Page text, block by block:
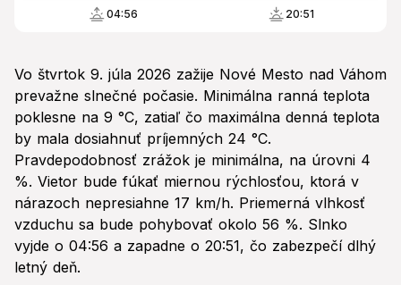
04:56 20:51
Vo štvrtok 9. júla 2026 zažije Nové Mesto nad Váhom
prevažne slnečné počasie. Minimálna ranná teplota
poklesne na 9 °C, zatiaľ čo maximálna denná teplota
by mala dosiahnuť príjemných 24 °C.
Pravdepodobnosť zrážok je minimálna, na úrovni 4
%. Vietor bude fúkať miernou rýchlosťou, ktorá v
nárazoch nepresiahne 17 km/h. Priemerná vlhkosť
vzduchu sa bude pohybovať okolo 56 %. Slnko
vyjde o 04:56 a zapadne o 20:51, čo zabezpečí dlhý
letný deň.